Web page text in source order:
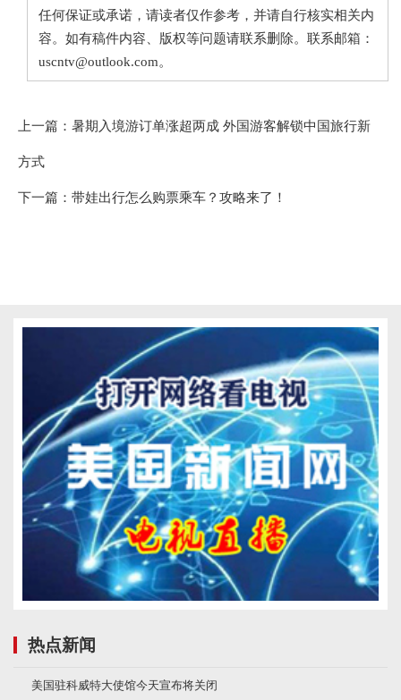
任何保证或承诺，请读者仅作参考，并请自行核实相关内
容。如有稿件内容、版权等问题请联系删除。联系邮箱：
uscntv@outlook.com。
上一篇： 暑期入境游订单涨超两成 外国游客解锁中国旅行新
方式
下一篇： 带娃出行怎么购票乘车？攻略来了！
热点新闻
美国驻科威特大使馆今天宣布将关闭